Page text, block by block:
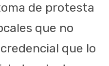
de protesta
que no
que lo